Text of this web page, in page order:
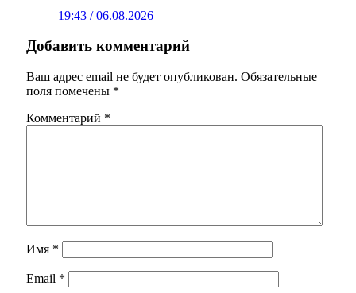
19:43 / 06.08.2026
Добавить комментарий
Ваш адрес email не будет опубликован. Обязательные
поля помечены *
Комментарий *
Имя *
Email *